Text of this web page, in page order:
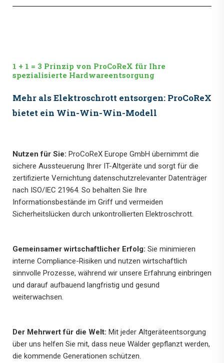
1 + 1 = 3 Prinzip von ProCoReX für Ihre
spezialisierte Hardwareentsorgung
Mehr als Elektroschrott entsorgen: ProCoReX
bietet ein Win-Win-Win-Modell
Nutzen für Sie: ProCoReX Europe GmbH übernimmt die
sichere Aussteuerung Ihrer IT-Altgeräte und sorgt für die
zertifizierte Vernichtung datenschutzrelevanter Datenträger
nach ISO/IEC 21964. So behalten Sie Ihre
Informationsbestände im Griff und vermeiden
Sicherheitslücken durch unkontrollierten Elektroschrott.
Gemeinsamer wirtschaftlicher Erfolg: Sie minimieren
interne Compliance-Risiken und nutzen wirtschaftlich
sinnvolle Prozesse, während wir unsere Erfahrung einbringen
und darauf aufbauend langfristig und gesund
weiterwachsen.
Der Mehrwert für die Welt: Mit jeder Altgeräteentsorgung
über uns helfen Sie mit, dass neue Wälder gepflanzt werden,
die kommende Generationen schützen.